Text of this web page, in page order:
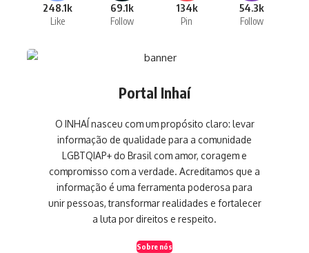
248.1k
Like
69.1k
Follow
134k
Pin
54.3k
Follow
Portal Inhaí
O INHAÍ nasceu com um propósito claro: levar
informação de qualidade para a comunidade
LGBTQIAP+ do Brasil com amor, coragem e
compromisso com a verdade. Acreditamos que a
informação é uma ferramenta poderosa para
unir pessoas, transformar realidades e fortalecer
a luta por direitos e respeito.
Sobre nós